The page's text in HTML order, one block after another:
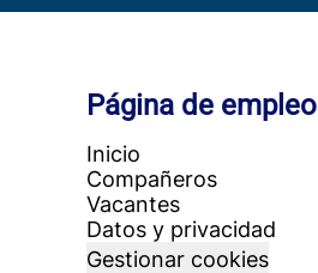
Página de empleo
Inicio
Compañeros
Vacantes
Datos y privacidad
Gestionar cookies